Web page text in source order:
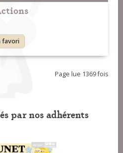
favori
Page lue 1369 fois
par nos adhérents